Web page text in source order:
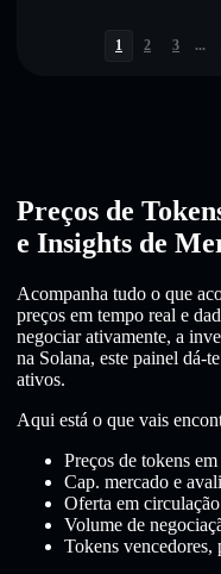
1 2 3 ...
Preços de
e Insights de
Acompanha tudo o que
preços em tempo real e
negociar ativamente, a
na Solana, este painel dá-
ativos.
Aqui está o que vais
Preços de tokens
Cap. mercado e
Oferta em
Volume de
Tokens vencedores,